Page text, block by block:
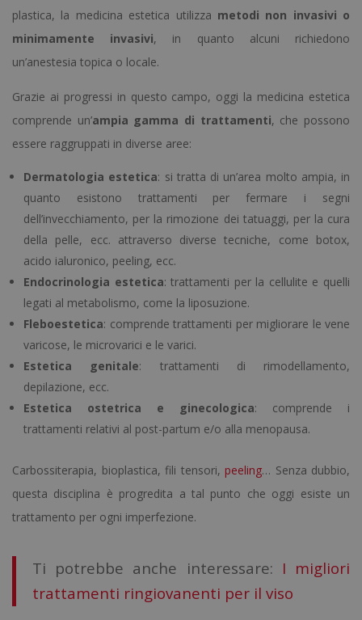
plastica, la medicina estetica utilizza metodi non invasivi o
minimamente invasivi, in quanto alcuni richiedono
un’anestesia topica o locale.
Grazie ai progressi in questo campo, oggi la medicina estetica
comprende un’ampia gamma di trattamenti, che possono
essere raggruppati in diverse aree:
Dermatologia estetica: si tratta di un’area molto ampia, in
quanto esistono trattamenti per fermare i segni
dell’invecchiamento, per la rimozione dei tatuaggi, per la cura
della pelle, ecc. attraverso diverse tecniche, come botox,
acido ialuronico, peeling, ecc.
Endocrinologia estetica: trattamenti per la cellulite e quelli
legati al metabolismo, come la liposuzione.
Fleboestetica: comprende trattamenti per migliorare le vene
varicose, le microvarici e le varici.
Estetica genitale: trattamenti di rimodellamento,
depilazione, ecc.
Estetica ostetrica e ginecologica: comprende i
trattamenti relativi al post-partum e/o alla menopausa.
Carbossiterapia, bioplastica, fili tensori, peeling… Senza dubbio,
questa disciplina è progredita a tal punto che oggi esiste un
trattamento per ogni imperfezione.
Ti potrebbe anche interessare: I migliori
trattamenti ringiovanenti per il viso